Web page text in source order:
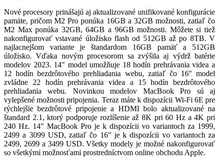
Nové procesory prinášajú aj aktualizované unifikované konfigurácie
pamäte, pričom M2 Pro ponúka 16GB a 32GB možnosti, zatiaľ čo
M2 Max ponúka 32GB, 64GB a 96GB možnosti. Môžete si tiež
nakonfigurovať vstavané úložisko flash od 512GB až po 8TB. V
najlacnejšom variante je štandardom 16GB pamäť a 512GB
úložisko. Vďaka novým procesorom sa zvýšila aj výdrž batérie
modelov 2023. 14″ model umožňuje 18 hodín prehrávania videa a
12 hodín bezdrôtového prehliadania webu, zatiaľ čo 16″ model
zvládne 22 hodín prehrávania videa a 15 hodín bezdrôtového
prehliadania webu. Novinkou modelov MacBook Pro sú aj
vylepšené možnosti pripojenia. Teraz máte k dispozícii Wi-Fi 6E pre
rýchlejšie bezdrôtové pripojenie a HDMI bolo aktualizované na
štandard 2.1, ktorý podporuje rozlíšenie až 8K pri 60 Hz a 4K pri
240 Hz. 14″ MacBook Pro je k dispozícii vo variantoch za 1999,
2499 a 3099 USD, zatiaľ čo 16″ je k dispozícii vo variantoch za
2499, 2699 a 3499 USD. Všetky modely je možné nakonfigurovať
so všetkými možnosťami prostredníctvom online obchodu Apple.